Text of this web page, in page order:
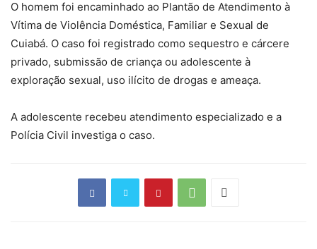
O homem foi encaminhado ao Plantão de Atendimento à
Vítima de Violência Doméstica, Familiar e Sexual de
Cuiabá. O caso foi registrado como sequestro e cárcere
privado, submissão de criança ou adolescente à
exploração sexual, uso ilícito de drogas e ameaça.
A adolescente recebeu atendimento especializado e a
Polícia Civil investiga o caso.